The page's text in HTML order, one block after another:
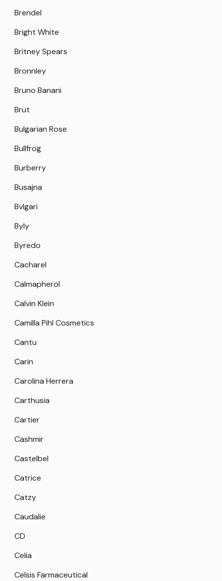
Brendel
Bright White
Britney Spears
Bronnley
Bruno Banani
Brut
Bulgarian Rose
Bullfrog
Burberry
Busajna
Bvlgari
Byly
Byredo
Cacharel
Calmapherol
Calvin Klein
Camilla Pihl Cosmetics
Cantu
Carin
Carolina Herrera
Carthusia
Cartier
Cashmir
Castelbel
Catrice
Catzy
Caudalie
CD
Celia
Celsis Farmaceutical